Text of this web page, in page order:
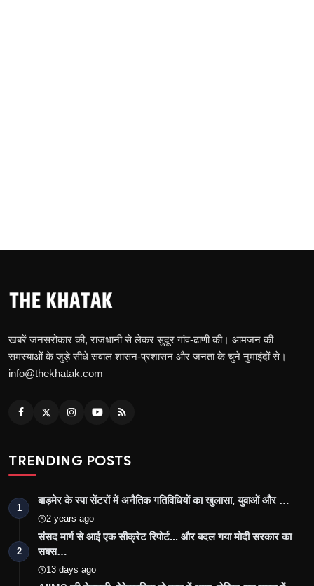
खबरें जनसरोकार की, राजधानी से लेकर सुदूर गांव-ढाणी की। आमजन की
समस्याओं के जुड़े सीधे सवाल शासन-प्रशासन और जनता के चुने नुमाइंदों से।
info@thekhatak.com
TRENDING POSTS
1
बाड़मेर के स्पा सेंटरों में अनैतिक गतिविधियों का खुलासा, युवाओं और …
2 years ago
2
संसद मार्ग से आई एक सीक्रेट रिपोर्ट... और बदल गया मोदी सरकार का
सबस…
13 days ago